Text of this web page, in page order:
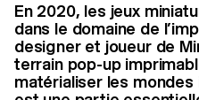
En 2020, les jeux
dans le domaine de
designer et joueur de
terrain pop-up
matérialiser les